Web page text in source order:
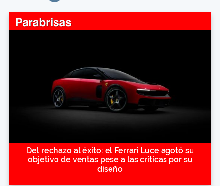
Del rechazo al éxito: el Ferrari Luce agotó su
objetivo de ventas pese a las críticas por su
diseño